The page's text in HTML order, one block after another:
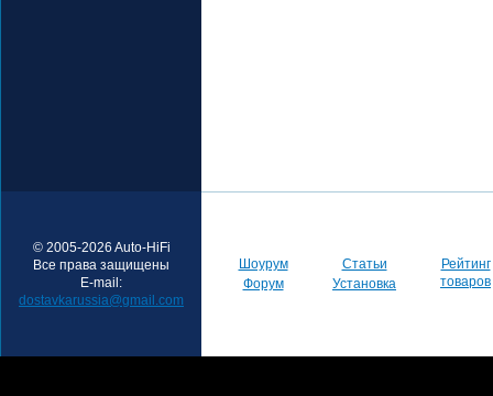
© 2005-2026 Auto-HiFi
Все права защищены
E-mail:
dostavkarussia@gmail.com
Шоурум
Форум
Статьи
Установка
Рейтинг
товаров